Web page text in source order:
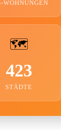
WOHNUNGEN
🗺️
423
STÄDTE